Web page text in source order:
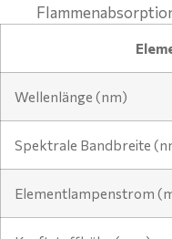
Wellenlänge (nm)
Spektrale Bandbreite
Elementlampenstrom